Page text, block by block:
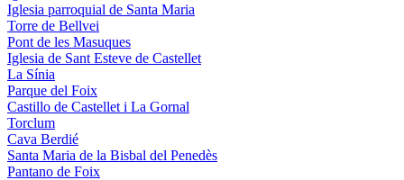
Iglesia parroquial de Santa Maria
Torre de Bellvei
Pont de les Masuques
Iglesia de Sant Esteve de Castellet
La Sínia
Parque del Foix
Castillo de Castellet i La Gornal
Torclum
Cava Berdié
Santa Maria de la Bisbal del Penedès
Pantano de Foix